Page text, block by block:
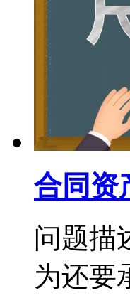
合同资
问题描
为还要